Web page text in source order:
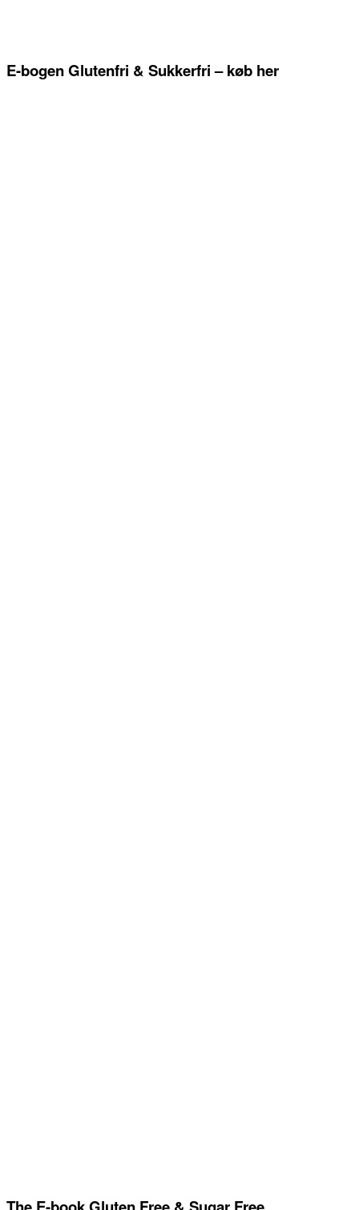
E-bogen Glutenfri & Sukkerfri – køb her